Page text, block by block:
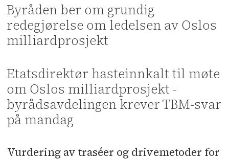
Byråden ber om grundig
redegjørelse om ledelsen av Oslos
milliardprosjekt
Etatsdirektør hasteinnkalt til møte
om Oslos milliardprosjekt -
byrådsavdelingen krever TBM-svar
på mandag
Vurdering av traséer og drivemetoder for